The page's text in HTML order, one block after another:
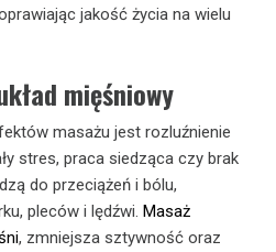
jakość życia na wielu
mięśniowy
masażu jest rozluźnienie
stres, praca siedząca czy brak
do przeciążeń i bólu,
pleców i lędźwi. Masaż
, zmniejsza sztywność oraz